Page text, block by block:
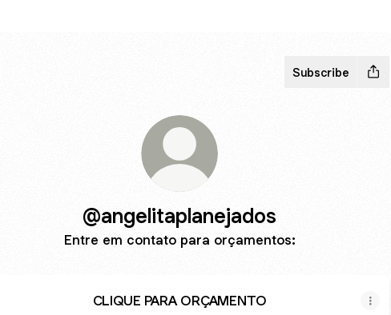
Subscribe
@angelitaplanejados
Entre em contato para orçamentos:
CLIQUE PARA ORÇAMENTO